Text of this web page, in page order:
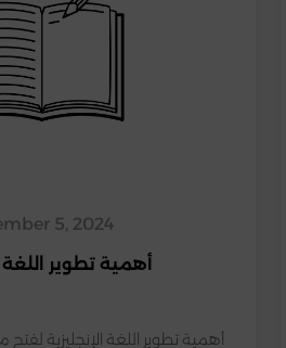
5, 2024
أهمية تطوير اللغة